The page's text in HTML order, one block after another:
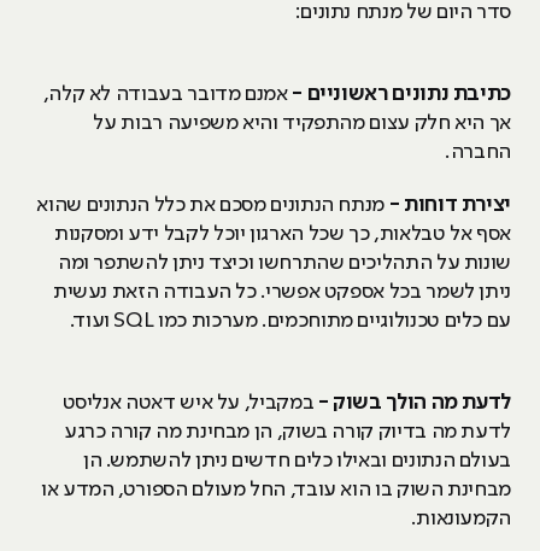
סדר היום של מנתח נתונים:
כתיבת נתונים ראשוניים - אמנם מדובר בעבודה לא קלה,
אך היא חלק עצום מהתפקיד והיא משפיעה רבות על
החברה.
יצירת דוחות - מנתח הנתונים מסכם את כלל הנתונים שהוא
אסף אל טבלאות, כך שכל הארגון יוכל לקבל ידע ומסקנות
שונות על התהליכים שהתרחשו וכיצד ניתן להשתפר ומה
ניתן לשמר בכל אספקט אפשרי. כל העבודה הזאת נעשית
עם כלים טכנולוגיים מתוחכמים. מערכות כמו SQL ועוד.
לדעת מה הולך בשוק - במקביל, על איש דאטה אנליסט
לדעת מה בדיוק קורה בשוק, הן מבחינת מה קורה כרגע
בעולם הנתונים ובאילו כלים חדשים ניתן להשתמש. הן
מבחינת השוק בו הוא עובד, החל מעולם הספורט, המדע או
הקמעונאות.